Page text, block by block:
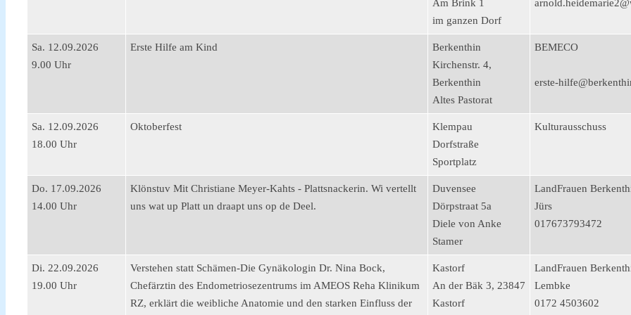
Am Brink 1
im ganzen Dorf
Sa. 12.09.2026
9.00 Uhr
Erste Hilfe am Kind
Berkenthin
Kirchenstr. 4,
Berkenthin
Altes Pastorat
BEMECO
erste-
Sa. 12.09.2026
18.00 Uhr
Oktoberfest
Klempau
Dorfstraße
Sportplatz
Kulturausschuss
Do. 17.09.2026
14.00 Uhr
Klönstuv Mit Christiane Meyer-Kahts - Plattsnackerin. Wi vertellt
uns wat up Platt un draapt uns op de Deel.
Duvensee
Dörpstraat 5a
Diele von Anke
Stamer
LandFrauen
Jürs
017673793472
Di. 22.09.2026
19.00 Uhr
Verstehen statt Schämen-Die Gynäkologin Dr. Nina Bock,
Chefärztin des Endometriosezentrums im AMEOS Reha Klinikum
RZ, erklärt die weibliche Anatomie und den starken Einfluss der
Kastorf
An der Bäk 3, 23847
Kastorf
LandFrauen
Lembke
0172 4503602